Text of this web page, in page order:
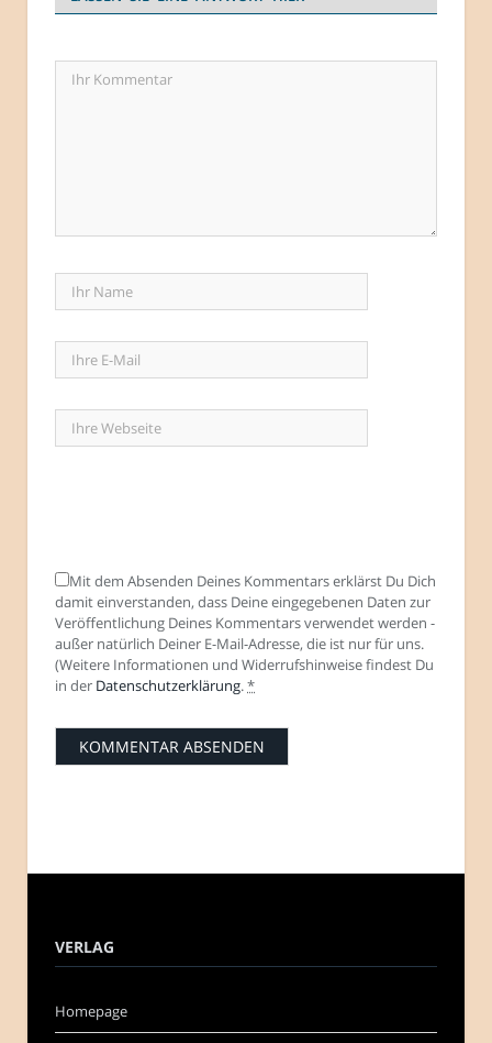
Mit dem Absenden Deines Kommentars erklärst Du Dich
damit einverstanden, dass Deine eingegebenen Daten zur
Veröffentlichung Deines Kommentars verwendet werden -
außer natürlich Deiner E-Mail-Adresse, die ist nur für uns.
(Weitere Informationen und Widerrufshinweise findest Du
in der Datenschutzerklärung. *
VERLAG
Homepage